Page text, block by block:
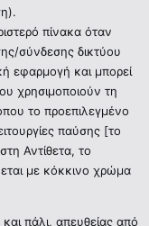
πίνακα όταν
σύνδεσης δικτύου
εφαρμογή και μπορεί
χρησιμοποιούν τη
το προεπιλεγμένο
παύσης [το
Αντίθετα, το
με κόκκινο χρώμα
πάλι, απευθείας από